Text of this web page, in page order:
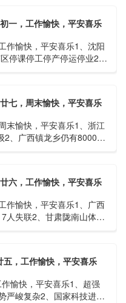
一，工作愉快，平安喜乐
作愉快，平安喜乐1、沈阳
停课停工停产停运停业2、
七，周末愉快，平安喜乐
末愉快，平安喜乐1、浙江
2、广西镇龙乡仍有8000多
六，工作愉快，平安喜乐
作愉快，平安喜乐1、广西
人失联2、甘肃陇南山体滑
，工作愉快，平安喜乐
愉快，平安喜乐1、超强
严峻复杂2、国家科技进步